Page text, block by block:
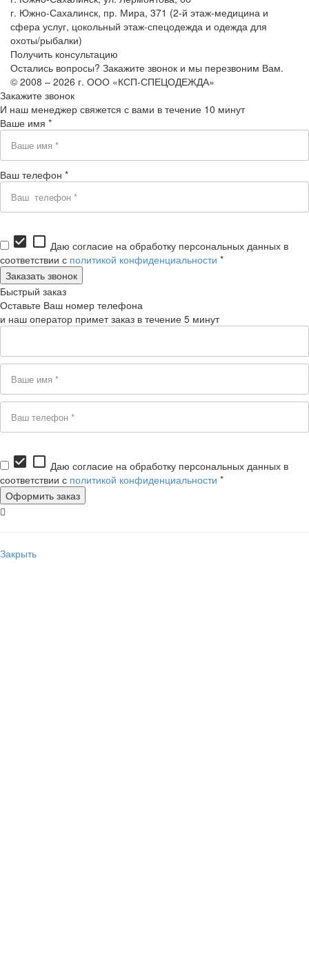
г. Южно-Сахалинск, пр. Мира, 371 (2-й этаж-медицина и
сфера услуг, цокольный этаж-спецодежда и одежда для
охоты/рыбалки)
Получить консультацию
Остались вопросы? Закажите звонок и мы перезвоним Вам.
© 2008 – 2026 г. ООО «КСП-СПЕЦОДЕЖДА»
Закажите звонок
И наш менеджер свяжется с вами в течение 10 минут
Ваше имя *
Ваш телефон *
check_box check_box_outline_blank Даю согласие на обработку персональных данных в
соответствии с политикой конфиденциальности *
Быстрый заказ
Оставьте Ваш номер телефона
и наш оператор примет заказ в течение 5 минут
check_box check_box_outline_blank Даю согласие на обработку персональных данных в
соответствии с политикой конфиденциальности *
Закрыть